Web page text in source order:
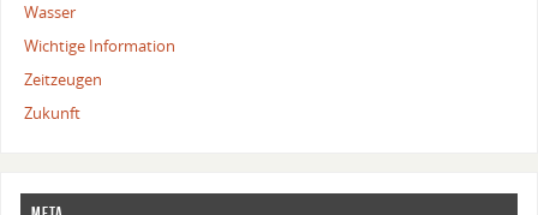
Wasser
Wichtige Information
Zeitzeugen
Zukunft